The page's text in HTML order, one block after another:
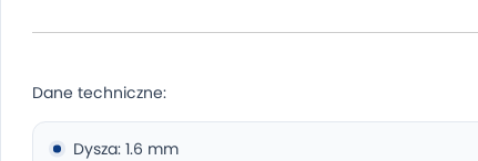
Dane techniczne:
Dysza: 1.6 mm